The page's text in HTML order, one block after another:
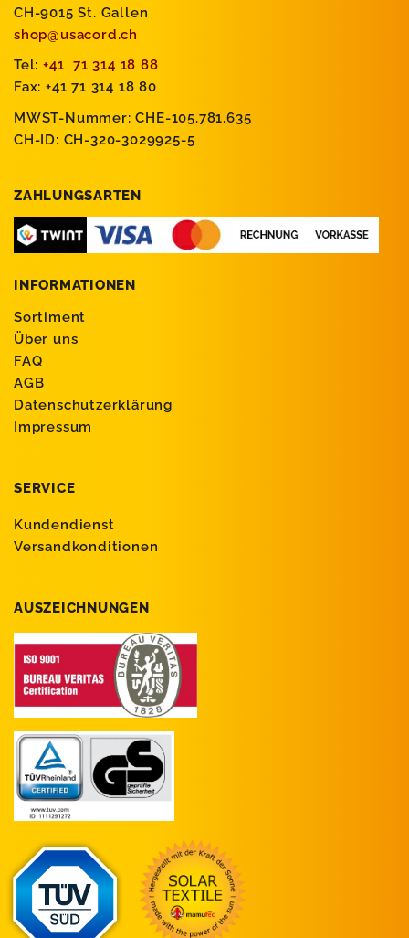
CH-9015 St. Gallen
shop@usacord.ch
Tel: +41 71 314 18 88
Fax: +41 71 314 18 80
MWST-Nummer: CHE-105.781.635
CH-ID: CH-320-3029925-5
ZAHLUNGSARTEN
INFORMATIONEN
Sortiment
Über uns
FAQ
AGB
Datenschutzerklärung
Impressum
SERVICE
Kundendienst
Versandkonditionen
AUSZEICHNUNGEN